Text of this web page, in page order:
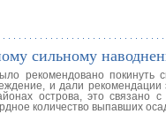
сильному
рекомендовано покинуть
и дали
острова, это связано
количество выпавших